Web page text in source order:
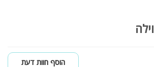
הוסף חוות דעת